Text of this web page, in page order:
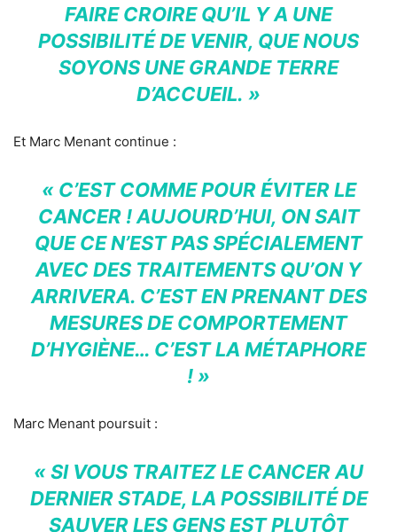
FAIRE CROIRE QU’IL Y A UNE
POSSIBILITÉ DE VENIR, QUE NOUS
SOYONS UNE GRANDE TERRE
D’ACCUEIL. »
Et Marc Menant continue :
« C’EST COMME POUR ÉVITER LE
CANCER ! AUJOURD’HUI, ON SAIT
QUE CE N’EST PAS SPÉCIALEMENT
AVEC DES TRAITEMENTS QU’ON Y
ARRIVERA. C’EST EN PRENANT DES
MESURES DE COMPORTEMENT
D’HYGIÈNE… C’EST LA MÉTAPHORE
! »
Marc Menant poursuit :
« SI VOUS TRAITEZ LE CANCER AU
DERNIER STADE, LA POSSIBILITÉ DE
SAUVER LES GENS EST PLUTÔT